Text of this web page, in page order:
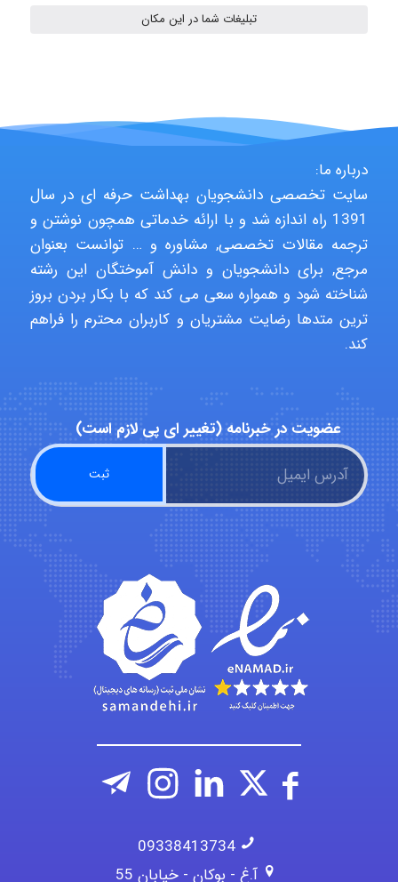
HaddadiMahsa
Niloofar
USER124
abolfazlkoshehe
abolfazlkoshehe
A.balandeh
fatima
تبلیغات شما در این مکان
درباره ما:
سایت تخصصی دانشجویان بهداشت حرفه ای در سال
1391 راه اندازه شد و با ارائه خدماتی همچون نوشتن و
ترجمه مقالات تخصصی, مشاوره و … توانست بعنوان
مرجع, برای دانشجویان و دانش آموختگان این رشته
شناخته شود و همواره سعی می کند که با بکار بردن بروز
ترین متدها رضایت مشتریان و کاربران محترم را فراهم
کند.
عضویت در خبرنامه (تغییر ای پی لازم است)
09338413734
آ.غ - بوکان - خیابان 55